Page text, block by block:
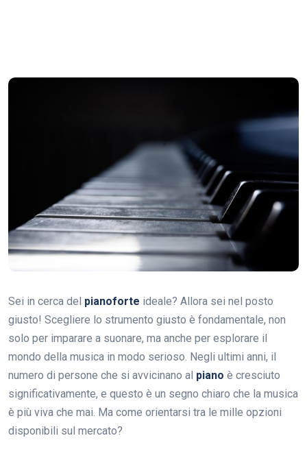
Sei in cerca del pianoforte ideale? Allora sei nel posto
giusto! Scegliere lo strumento giusto è fondamentale, non
solo per imparare a suonare, ma anche per esplorare il
mondo della musica in modo serioso. Negli ultimi anni, il
numero di persone che si avvicinano al piano è cresciuto
significativamente, e questo è un segno chiaro che la musica
è più viva che mai. Ma come orientarsi tra le mille opzioni
disponibili sul mercato?